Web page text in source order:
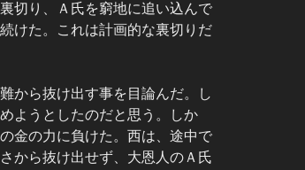
切り、Ａ氏を窮地に追い込んで
けた。これは計画的な裏切りだ
から抜け出す事を目論んだ。し
ようとしたのだと思う。しか
金の力に負けた。西は、途中で
から抜け出せず、大恩人のＡ氏